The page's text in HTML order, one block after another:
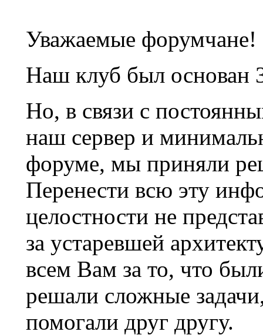
Уважаемые форумчане!
Наш клуб был основан
Но, в связи с
наш сервер и
форуме, мы приняли
Перенести всю эту
целостности не
за устаревшей
всем Вам за то, что
решали сложные
помогали друг другу.